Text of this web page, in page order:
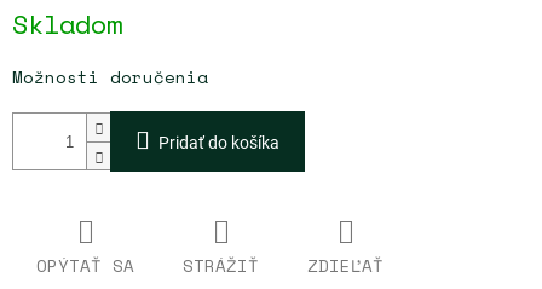
cena:
Skladom
Možnosti doručenia
Pridať do košíka
OPÝTAŤ SA STRÁŽIŤ ZDIEĽAŤ